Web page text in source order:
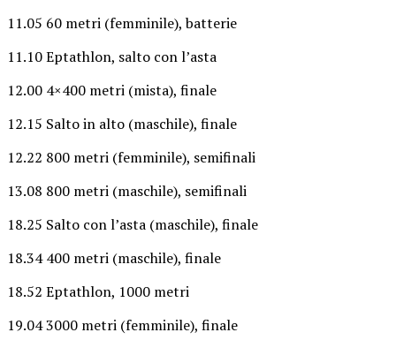
11.05 60 metri (femminile), batterie
11.10 Eptathlon, salto con l’asta
12.00 4×400 metri (mista), finale
12.15 Salto in alto (maschile), finale
12.22 800 metri (femminile), semifinali
13.08 800 metri (maschile), semifinali
18.25 Salto con l’asta (maschile), finale
18.34 400 metri (maschile), finale
18.52 Eptathlon, 1000 metri
19.04 3000 metri (femminile), finale